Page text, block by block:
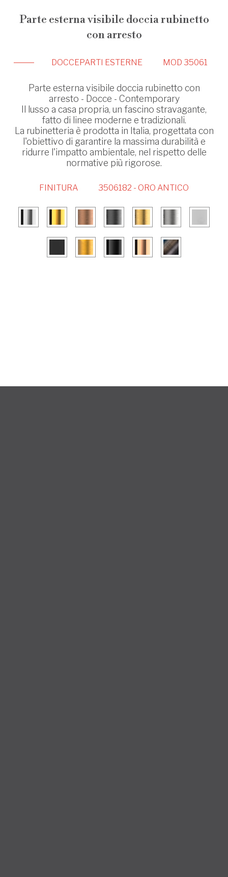
Parte esterna visibile doccia rubinetto
con arresto
DOCCEPARTI ESTERNE MOD 35061
Parte esterna visibile doccia rubinetto con
arresto - Docce - Contemporary
Il lusso a casa propria, un fascino stravagante,
fatto di linee moderne e tradizionali.
La rubinetteria è prodotta in Italia, progettata con
l'obiettivo di garantire la massima durabilità e
ridurre l'impatto ambientale, nel rispetto delle
normative più rigorose.
FINITURA 3506182 - ORO ANTICO